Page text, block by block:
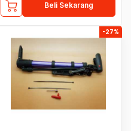
Beli Sekarang
-27%